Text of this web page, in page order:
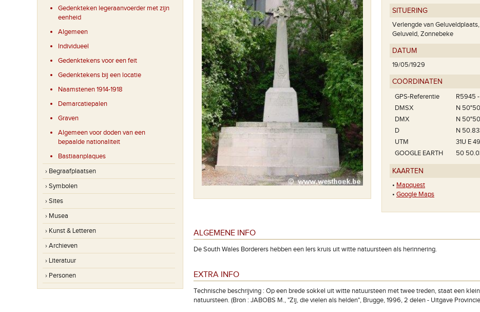
Gedenkteken legeraanvoerder met zijn
eenheid
Algemeen
Individueel
Gedenktekens voor een feit
Gedenktekens bij een locatie
Naamstenen 1914-1918
Demarcatiepalen
Graven
Algemeen voor doden van een
bepaalde nationaliteit
Bastiaanplaques
› Begraafplaatsen
› Symbolen
› Sites
› Musea
› Kunst & Letteren
› Archieven
› Literatuur
› Personen
SITUERING
Verlengde van
Geluveld, Zonnebeke
DATUM
19/05/1929
COÖRDINATEN
GPS-Referentie
R5945
DMSX
N
DMX
N
D
N
UTM
31U E
GOOGLE EARTH
50
KAARTEN
• Mapquest
• Google Maps
ALGEMENE INFO
De South Wales Borderers hebben een Iers kruis uit witte natuursteen als herinnering.
EXTRA INFO
Technische beschrijving : Op een brede sokkel uit witte natuursteen met twee treden, staat een
natuursteen. (Bron : JABOBS M., "Zij, die vielen als helden", Brugge, 1996, 2 delen - Uitgave